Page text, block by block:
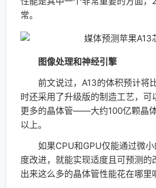
常。
图像处理和神经引擎
前文说过，A13的体积预计将
时还采用了升级版的制造工艺，可
更多的晶体管——大约100亿颗晶
以上。
如果CPU和GPU仅能通过微小
度改进，就能实现适度且可预测的
出来这么多的晶体管性能花在哪里